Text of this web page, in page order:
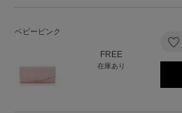
ベビーピンク
FREE
在庫あり